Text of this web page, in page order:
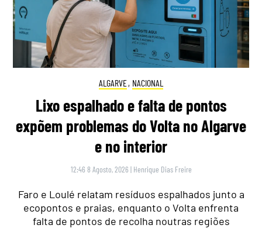
ALGARVE, NACIONAL
Lixo espalhado e falta de pontos
expõem problemas do Volta no Algarve
e no interior
12:46 8 Agosto, 2026 | Henrique Dias Freire
Faro e Loulé relatam resíduos espalhados junto a
ecopontos e praias, enquanto o Volta enfrenta
falta de pontos de recolha noutras regiões